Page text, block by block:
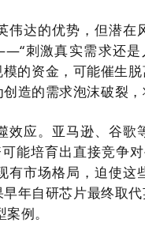
伟达的优势，但潜在
刺激真实需求还是
的资金，可能催生
造的需求泡沫破裂，
效应。亚马逊、谷歌
能培育出直接竞
有市场格局，迫使这
年自研芯片最终取
例。